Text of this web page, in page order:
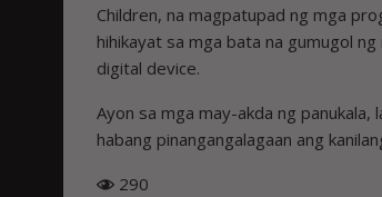
Children, na magpatupad ng mga
hihikayat sa mga bata na gumugol
digital device.
Ayon sa mga may-akda ng
habang pinangangalagaan ang
290